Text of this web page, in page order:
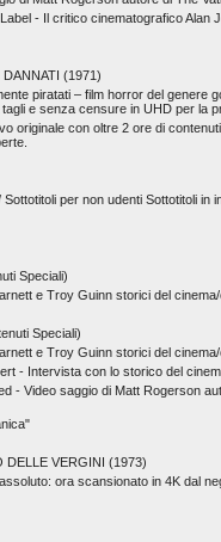
- Il critico cinematografico Alan
(1971)
piratati – film horror del genere
e senza censure in UHD per la
originale con oltre 2 ore di
per non udenti Sottotitoli in
Speciali)
e Troy Guinn storici del
Speciali)
e Troy Guinn storici del
- Intervista con lo storico del
- Video saggio di Matt Rogerson
DELLE VERGINI (1973)
ora scansionato in 4K dal